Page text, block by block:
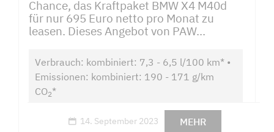
Chance, das Kraftpaket BMW X4 M40d
für nur 695 Euro netto pro Monat zu
leasen. Dieses Angebot von PAW...
Verbrauch: kombiniert: 7,3 - 6,5 l/100 km* •
Emissionen: kombiniert: 190 - 171 g/km
CO2*
14. September 2023 MEHR